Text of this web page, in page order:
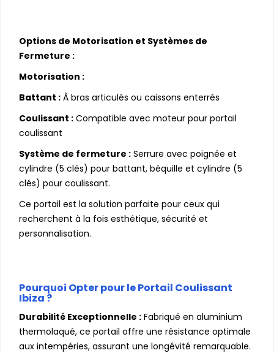
Options de Motorisation et Systèmes de
Fermeture :
Motorisation :
Battant : À bras articulés ou caissons enterrés
Coulissant : Compatible avec moteur pour portail
coulissant
Système de fermeture : Serrure avec poignée et
cylindre (5 clés) pour battant, béquille et cylindre (5
clés) pour coulissant.
Ce portail est la solution parfaite pour ceux qui
recherchent à la fois esthétique, sécurité et
personnalisation.
Pourquoi Opter pour le Portail Coulissant
Ibiza ?
Durabilité Exceptionnelle : Fabriqué en aluminium
thermolaqué, ce portail offre une résistance optimale
aux intempéries, assurant une longévité remarquable.